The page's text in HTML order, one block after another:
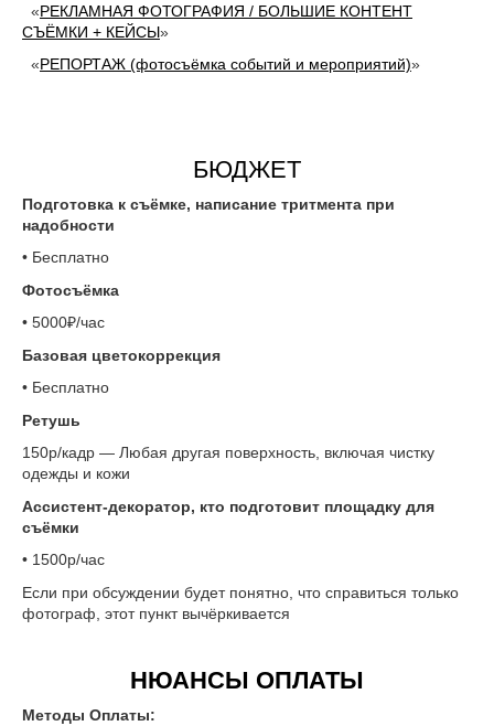
«РЕКЛАМНАЯ ФОТОГРАФИЯ / БОЛЬШИЕ КОНТЕНТ
СЪЁМКИ + КЕЙСЫ»
«РЕПОРТАЖ (фотосъёмка событий и мероприятий)»
БЮДЖЕТ
Подготовка к съёмке, написание тритмента при
надобности
• Бесплатно
Фотосъёмка
• 5000₽/час
Базовая цветокоррекция
• Бесплатно
Ретушь
150р/кадр — Любая другая поверхность, включая чистку
одежды и кожи
Ассистент-декоратор, кто подготовит площадку для
съёмки
• 1500р/час
Если при обсуждении будет понятно, что справиться только
фотограф, этот пункт вычёркивается
НЮАНСЫ ОПЛАТЫ
Методы Оплаты: